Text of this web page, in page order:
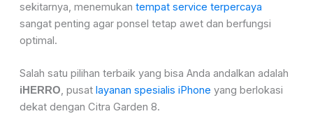
sekitarnya, menemukan tempat service terpercaya
sangat penting agar ponsel tetap awet dan berfungsi
optimal.
Salah satu pilihan terbaik yang bisa Anda andalkan adalah
iHERRO, pusat layanan spesialis iPhone yang berlokasi
dekat dengan Citra Garden 8.